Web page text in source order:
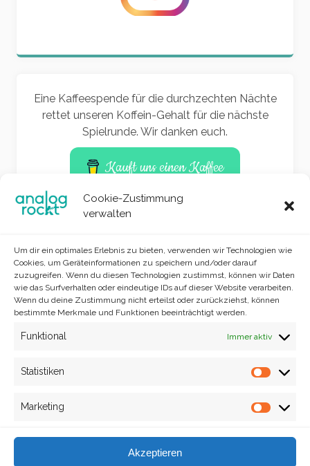
Cookie-Zustimmung
verwalten
Um dir ein optimales Erlebnis zu bieten, verwenden wir Technologien wie
Cookies, um Geräteinformationen zu speichern und/oder darauf
zuzugreifen. Wenn du diesen Technologien zustimmst, können wir Daten
wie das Surfverhalten oder eindeutige IDs auf dieser Website verarbeiten.
Wenn du deine Zustimmung nicht erteilst oder zurückziehst, können
bestimmte Merkmale und Funktionen beeinträchtigt werden.
Funktional Immer aktiv
Statistiken
Marketing
Akzeptieren
Eine Kaffeespende für die durchzechten Nächte
rettet unseren Koffein-Gehalt für die nächste
Spielrunde. Wir danken euch.
Kauft uns einen Kaffee
Impressum
Danke für euren Besuch.